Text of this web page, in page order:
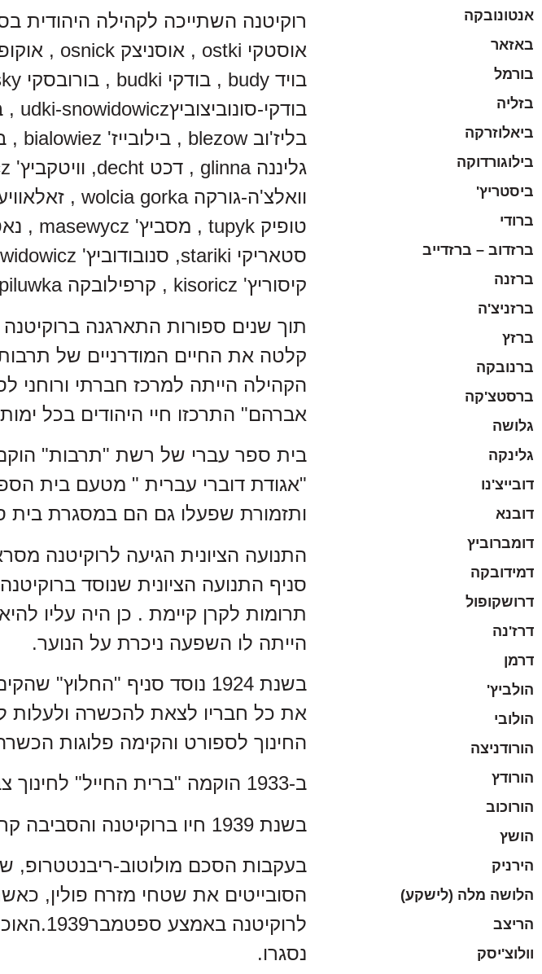
אנטונובקה
באזאר
בורמל
בזליה
ביאלוזרקה
בילוגורדוקה
ביסטריץ'
ברודי
ברזדוב – ברזדייב
ברזנה
ברזניצ'ה
ברזץ
ברנובקה
ברסטצ'קה
גלושה
גלינקה
דובייצ'נו
דובנא
דומברוביץ
דמידובקה
דרושקופול
דרז'נה
דרמן
הולביץ'
הולובי
הורודניצה
הורודץ
הורוכוב
הושץ
הירניק
הלושה מלה (לישקע)
הריצב
וולוצ'יסק
רוקיטנה השתייכה לקהילה היהודית
אוסטקי ostki , אוסניצק osnick , אוקופי okopy ,
בויד budy , בודקי budki , בורובסקי borowsky ,
בודקי-סונוביצוביץudki-snowidowicz , בורובי boroweji,
בליז'וב blezow , בילובייז' bialowiez , ברזוב berezow
גליננה glinna , דכט decht, וויטקביץ' wojtkewycz ,
וואלצ'ה-גורקה wolcia gorka , זאלאוויע zalawie ,
טופיק tupyk , מסביץ' masewycz , נאטרבה netreba ,
סטאריקי stariki, סנובודוביץ' snowidowicz ,
קיסוריץ' kisoricz , קרפילובקה karpiluwka
תוך שנים ספורות התארגנה
קלטה את החיים המודרניים של
הקהילה הייתה למרכז חברתי ורוחני
אברהם" התרכזו חיי היהודים בכל
"אגודת דוברי עברית " מטעם בית
ותזמורת שפעלו גם הם במסגרת בית
סניף התנועה הציונית שנוסד
תרומות לקרן קיימת . כן היה עליו
הייתה לו השפעה ניכרת על הנוער.
החינוך לספורט והקימה פלוגות
ב-1933 הוקמה "ברית החייל" לחינוך צבאי ואימונים גופניים.
בשנת 1939 חיו ברוקיטנה והסביבה קרוב ל-3,500 יהודים.
נסגרו.